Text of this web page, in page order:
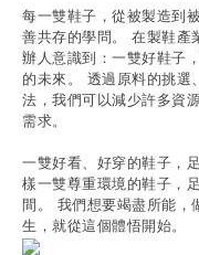
每一雙鞋子，從被製造到
善共存的學問。 在製鞋
辦人意識到：一雙好鞋子
的未來。 透過原料的挑選
法，我們可以減少許多資
需求。
一雙好看、好穿的鞋子，
樣一雙尊重環境的鞋子，
間。 我們想要竭盡所能
生，就從這個體悟開始。